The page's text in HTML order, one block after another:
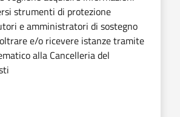
strumenti di protezione
e amministratori di sostegno
e/o ricevere istanze tramite
alla Cancelleria del